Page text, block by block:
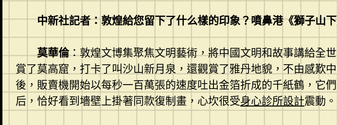
中新社記者：敦煌給您留下了什么樣的印象？噴鼻港《獅子山
莫華倫：敦煌文博集聚焦文明藝術，將中國文明和故事講給全
賞了莫高窟，打卡了叫沙山新月泉，還觀賞了雅丹地貌，不由感歎
後，販賣機開始以每秒一百萬張的速度吐出金箔折成的千紙鶴，它
后，恰好看到墻壁上掛著同款復制畫，心坎很受身心診所設計震動。